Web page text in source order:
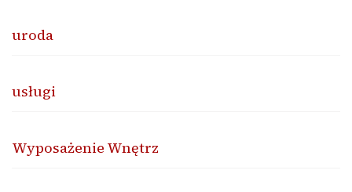
uroda
usługi
Wyposażenie Wnętrz